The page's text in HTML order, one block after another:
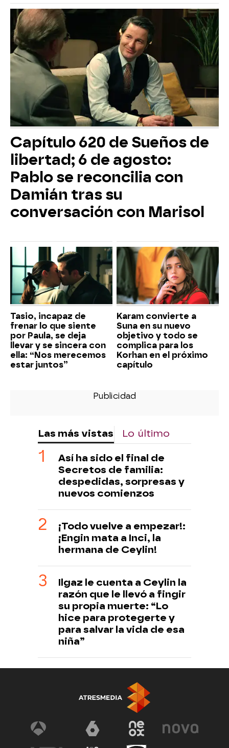
Capítulo 620 de Sueños de
libertad; 6 de agosto:
Pablo se reconcilia con
Damián tras su
conversación con Marisol
Tasio, incapaz de
frenar lo que siente
por Paula, se deja
llevar y se sincera con
ella: “Nos merecemos
estar juntos”
Karam convierte a
Suna en su nuevo
objetivo y todo se
complica para los
Korhan en el próximo
capítulo
Las más vistas Lo último
Así ha sido el final de
Secretos de familia:
despedidas, sorpresas y
nuevos comienzos
¡Todo vuelve a empezar!:
¡Engin mata a Inci, la
hermana de Ceylin!
Ilgaz le cuenta a Ceylin la
razón que le llevó a fingir
su propia muerte: “Lo
hice para protegerte y
para salvar la vida de esa
niña”